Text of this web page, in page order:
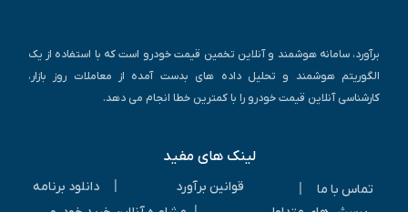
برآورد، سامانه هوشمند و آنلاین تخمین قیمت خودرو است که با استفاده از یک
الگوریتم هوشمند و تحلیل داده های بدست آمده از معاملات روز بازار،
کارشناسی آنلاین قیمت خودرو را با کمترین خطا انجام می دهد.
لینک های مفید
تماس با ما قوانین برآورد
دانلود برنامه